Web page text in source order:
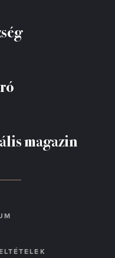
magazin